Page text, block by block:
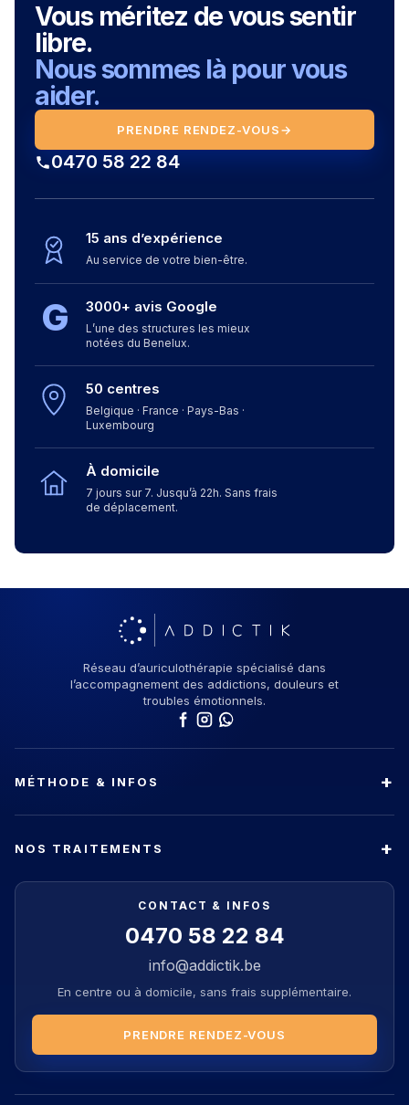
Vous méritez de vous sentir
libre.
Nous sommes là pour vous
aider.
PRENDRE RENDEZ-VOUS→
0470 58 22 84
15 ans d’expérience
Au service de votre bien-être.
G 3000+ avis Google
L’une des structures les mieux
notées du Benelux.
50 centres
Belgique · France · Pays-Bas ·
Luxembourg
À domicile
7 jours sur 7. Jusqu’à 22h. Sans frais
de déplacement.
Réseau d’auriculothérapie spécialisé dans
l’accompagnement des addictions, douleurs et
troubles émotionnels.
MÉTHODE & INFOS
NOS TRAITEMENTS
CONTACT & INFOS
0470 58 22 84
info@addictik.be
En centre ou à domicile, sans frais supplémentaire.
PRENDRE RENDEZ-VOUS